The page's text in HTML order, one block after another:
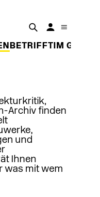
BETRIFFT IM
Archiv finden
und
Ihnen
was mit wem